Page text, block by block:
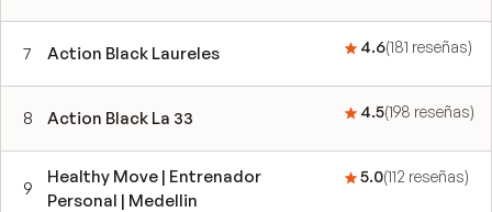
7 Action Black Laureles 4.6(181 reseñas)
8 Action Black La 33 4.5(198 reseñas)
9
Healthy Move | Entrenador
Personal | Medellin
5.0(112 reseñas)